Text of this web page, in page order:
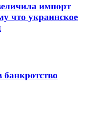
импорт
что украинское